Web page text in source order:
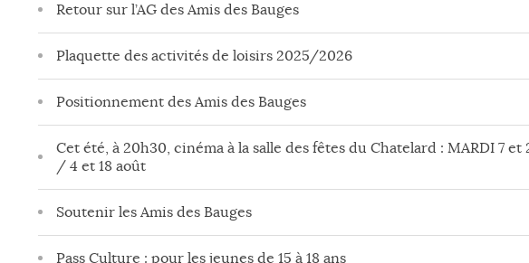
Retour sur l’AG des Amis des Bauges
Plaquette des activités de loisirs 2025/2026
Positionnement des Amis des Bauges
Cet été, à 20h30, cinéma à la salle des fêtes du Chatelard : MARDI 7 et
/ 4 et 18 août
Soutenir les Amis des Bauges
Pass Culture : pour les jeunes de 15 à 18 ans